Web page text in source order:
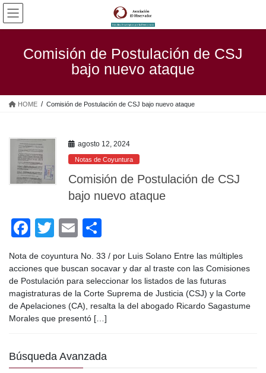
Saltar
contenido
Saltar
la
Comisión de Postulación de CSJ
bajo nuevo ataque
HOME Comisión de Postulación de CSJ bajo nuevo ataque
agosto 12, 2024
Notas de Coyuntura
Comisión de Postulación de CSJ
bajo nuevo ataque
F
a
c
e
b
o
k
T
tt
er
E
m
ail
o
m
p
ar
tir
Nota de coyuntura No. 33 / por Luis Solano Entre las múltiples
acciones que buscan socavar y dar al traste con las Comisiones
de Postulación para seleccionar los listados de las futuras
magistraturas de la Corte Suprema de Justicia (CSJ) y la Corte
de Apelaciones (CA), resalta la del abogado Ricardo Sagastume
Morales que presentó […]
Búsqueda Avanzada